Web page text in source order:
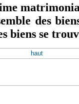
des
biens se
haut